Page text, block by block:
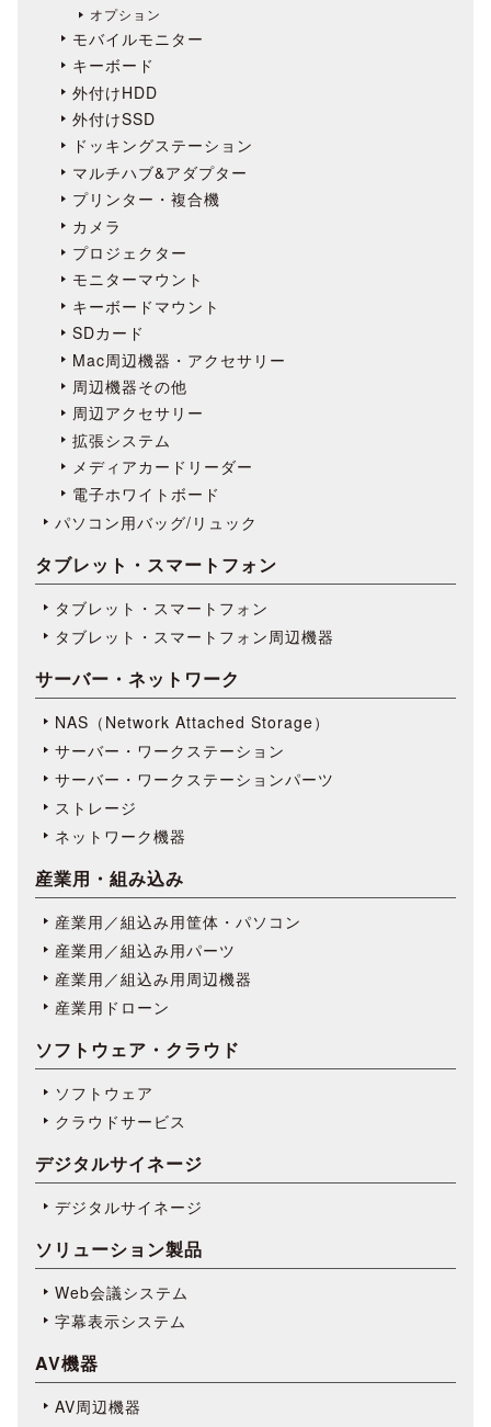
オプション
モバイルモニター
キーボード
外付けHDD
外付けSSD
ドッキングステーション
マルチハブ&アダプター
プリンター・複合機
カメラ
プロジェクター
モニターマウント
キーボードマウント
SDカード
Mac周辺機器・アクセサリー
周辺機器その他
周辺アクセサリー
拡張システム
メディアカードリーダー
電子ホワイトボード
パソコン用バッグ/リュック
タブレット・スマートフォン
タブレット・スマートフォン
タブレット・スマートフォン周辺機器
サーバー・ネットワーク
NAS（Network Attached Storage）
サーバー・ワークステーション
サーバー・ワークステーションパーツ
ストレージ
ネットワーク機器
産業用・組み込み
産業用／組込み用筐体・パソコン
産業用／組込み用パーツ
産業用／組込み用周辺機器
産業用ドローン
ソフトウェア・クラウド
ソフトウェア
クラウドサービス
デジタルサイネージ
デジタルサイネージ
ソリューション製品
Web会議システム
字幕表⽰システム
AV機器
AV周辺機器